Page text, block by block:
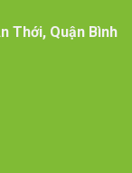
Thới, Quận Bình